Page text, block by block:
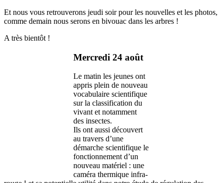
Et nous vous retrouverons jeudi soir pour les nouvelles et les photos,
comme demain nous serons en bivouac dans les arbres !
A très bientôt !
Mercredi 24 août
Le matin les jeunes ont
appris plein de nouveau
vocabulaire scientifique
sur la classification du
vivant et notamment
des insectes.
Ils ont aussi découvert
au travers d’une
démarche scientifique le
fonctionnement d’un
nouveau matériel : une
caméra thermique infra-